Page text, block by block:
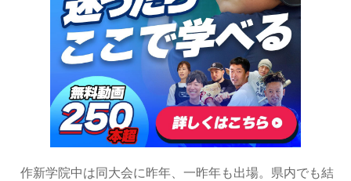
作新学院中は同大会に昨年、一昨年も出場。県内でも結